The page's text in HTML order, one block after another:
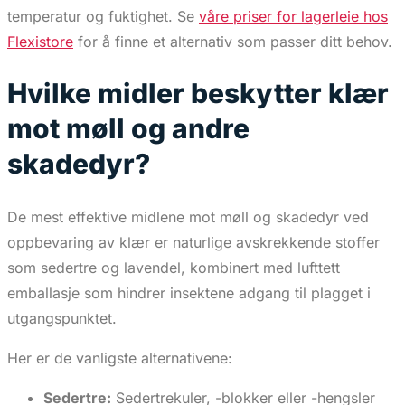
temperatur og fuktighet. Se våre priser for lagerleie hos
Flexistore for å finne et alternativ som passer ditt behov.
Hvilke midler beskytter klær
mot møll og andre
skadedyr?
De mest effektive midlene mot møll og skadedyr ved
oppbevaring av klær er naturlige avskrekkende stoffer
som sedertre og lavendel, kombinert med lufttett
emballasje som hindrer insektene adgang til plagget i
utgangspunktet.
Her er de vanligste alternativene:
Sedertre: Sedertrekuler, -blokker eller -hengsler